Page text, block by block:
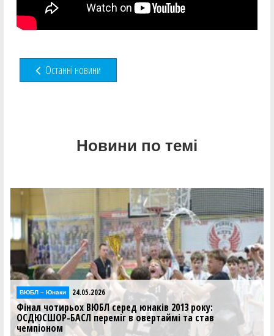
Останні новини
Новини по темі
ВЮБЛ – Юнаки 24.05.2026
Фінал чотирьох ВЮБЛ серед юнаків 2013 року:
ОСДЮСШОР-БАСЛ переміг в овертаймі та став
чемпіоном